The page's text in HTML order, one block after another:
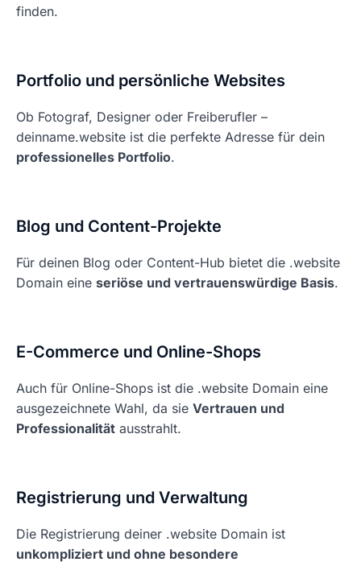
finden.
Portfolio und persönliche Websites
Ob Fotograf, Designer oder Freiberufler –
deinname.website ist die perfekte Adresse für dein
professionelles Portfolio.
Blog und Content-Projekte
Für deinen Blog oder Content-Hub bietet die .website
Domain eine seriöse und vertrauenswürdige Basis.
E-Commerce und Online-Shops
Auch für Online-Shops ist die .website Domain eine
ausgezeichnete Wahl, da sie Vertrauen und
Professionalität ausstrahlt.
Registrierung und Verwaltung
Die Registrierung deiner .website Domain ist
unkompliziert und ohne besondere